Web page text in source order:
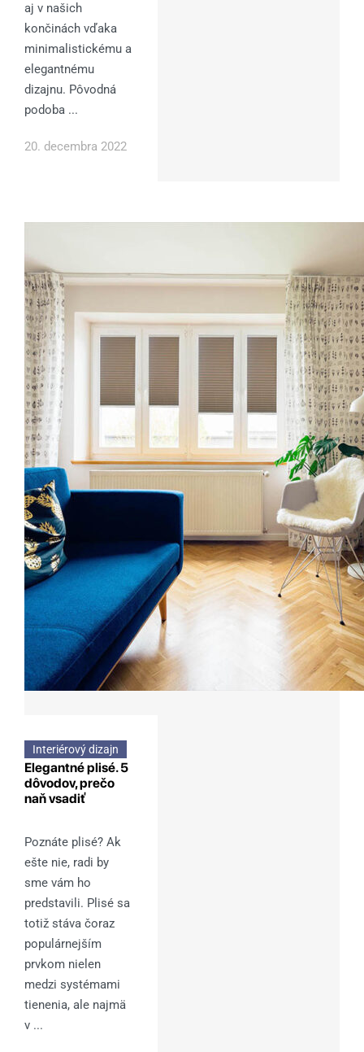
aj v našich
končinách vďaka
minimalistickému a
elegantnému
dizajnu. Pôvodná
podoba ...
20. decembra 2022
Interiérový dizajn
Elegantné plisé. 5
dôvodov, prečo
naň vsadiť
Poznáte plisé? Ak
ešte nie, radi by
sme vám ho
predstavili. Plisé sa
totiž stáva čoraz
populárnejším
prvkom nielen
medzi systémami
tienenia, ale najmä
v ...